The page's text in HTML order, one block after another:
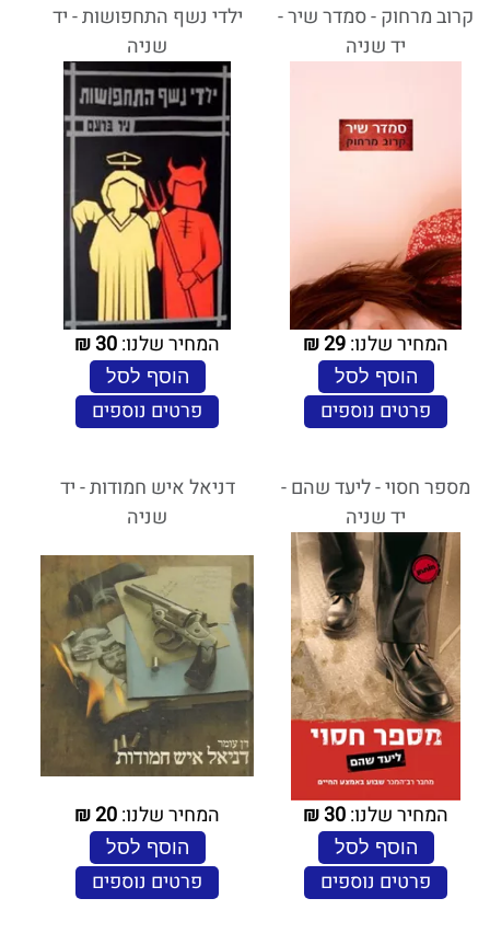
קרוב מרחוק - סמדר שיר -
יד שניה
המחיר שלנו:29
₪
הוסף לסל
פרטים נוספים
ילדי נשף התחפושות - יד
שניה
המחיר שלנו:30
₪
הוסף לסל
פרטים נוספים
מספר חסוי - ליעד שהם -
יד שניה
המחיר שלנו:30
₪
הוסף לסל
פרטים נוספים
דניאל איש חמודות - יד
שניה
המחיר שלנו:20
₪
הוסף לסל
פרטים נוספים